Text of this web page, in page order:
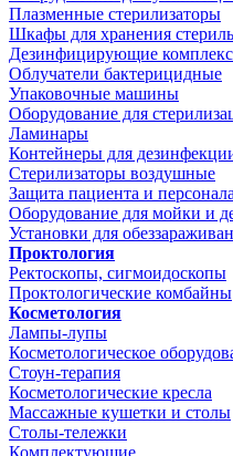
Плазменные стерилизаторы
Шкафы для хранения
Дезинфицирующие
Облучатели бактерицидные
Упаковочные машины
Оборудование для
Ламинары
Контейнеры для
Стерилизаторы воздушные
Защита пациента и персонала
Оборудование для мойки и
Установки для
Проктология
Ректоскопы, сигмоидоскопы
Проктологические комбайны
Косметология
Лампы-лупы
Косметологическое
Стоун-терапия
Косметологические кресла
Массажные кушетки и столы
Столы-тележки
Комплектующие